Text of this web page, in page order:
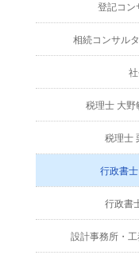
登記コン
相続コンサル
税理士 大野
税理士
行政書
行政書
設計事務所・工